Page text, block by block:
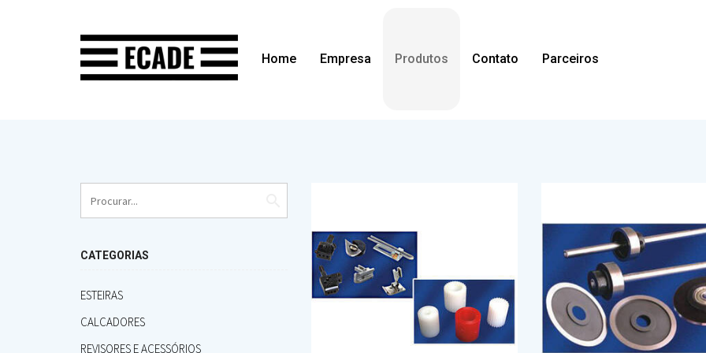
Home Empresa Produtos Contato Parceiros
CATEGORIAS
ESTEIRAS
CALCADORES
REVISORES E ACESSÓRIOS